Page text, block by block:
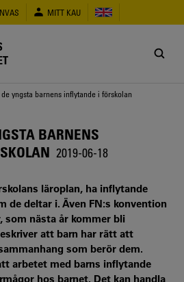
MITT KAU
yngsta barnens inflytande i förskolan
BARNENS
2019-06-18
läroplan, ha inflytande
de deltar i. Även FN:s konvention
som nästa år kommer bli
att barn har rätt att
som berör dem.
arbetet med barns inflytande
hos barnet. Det kan handla